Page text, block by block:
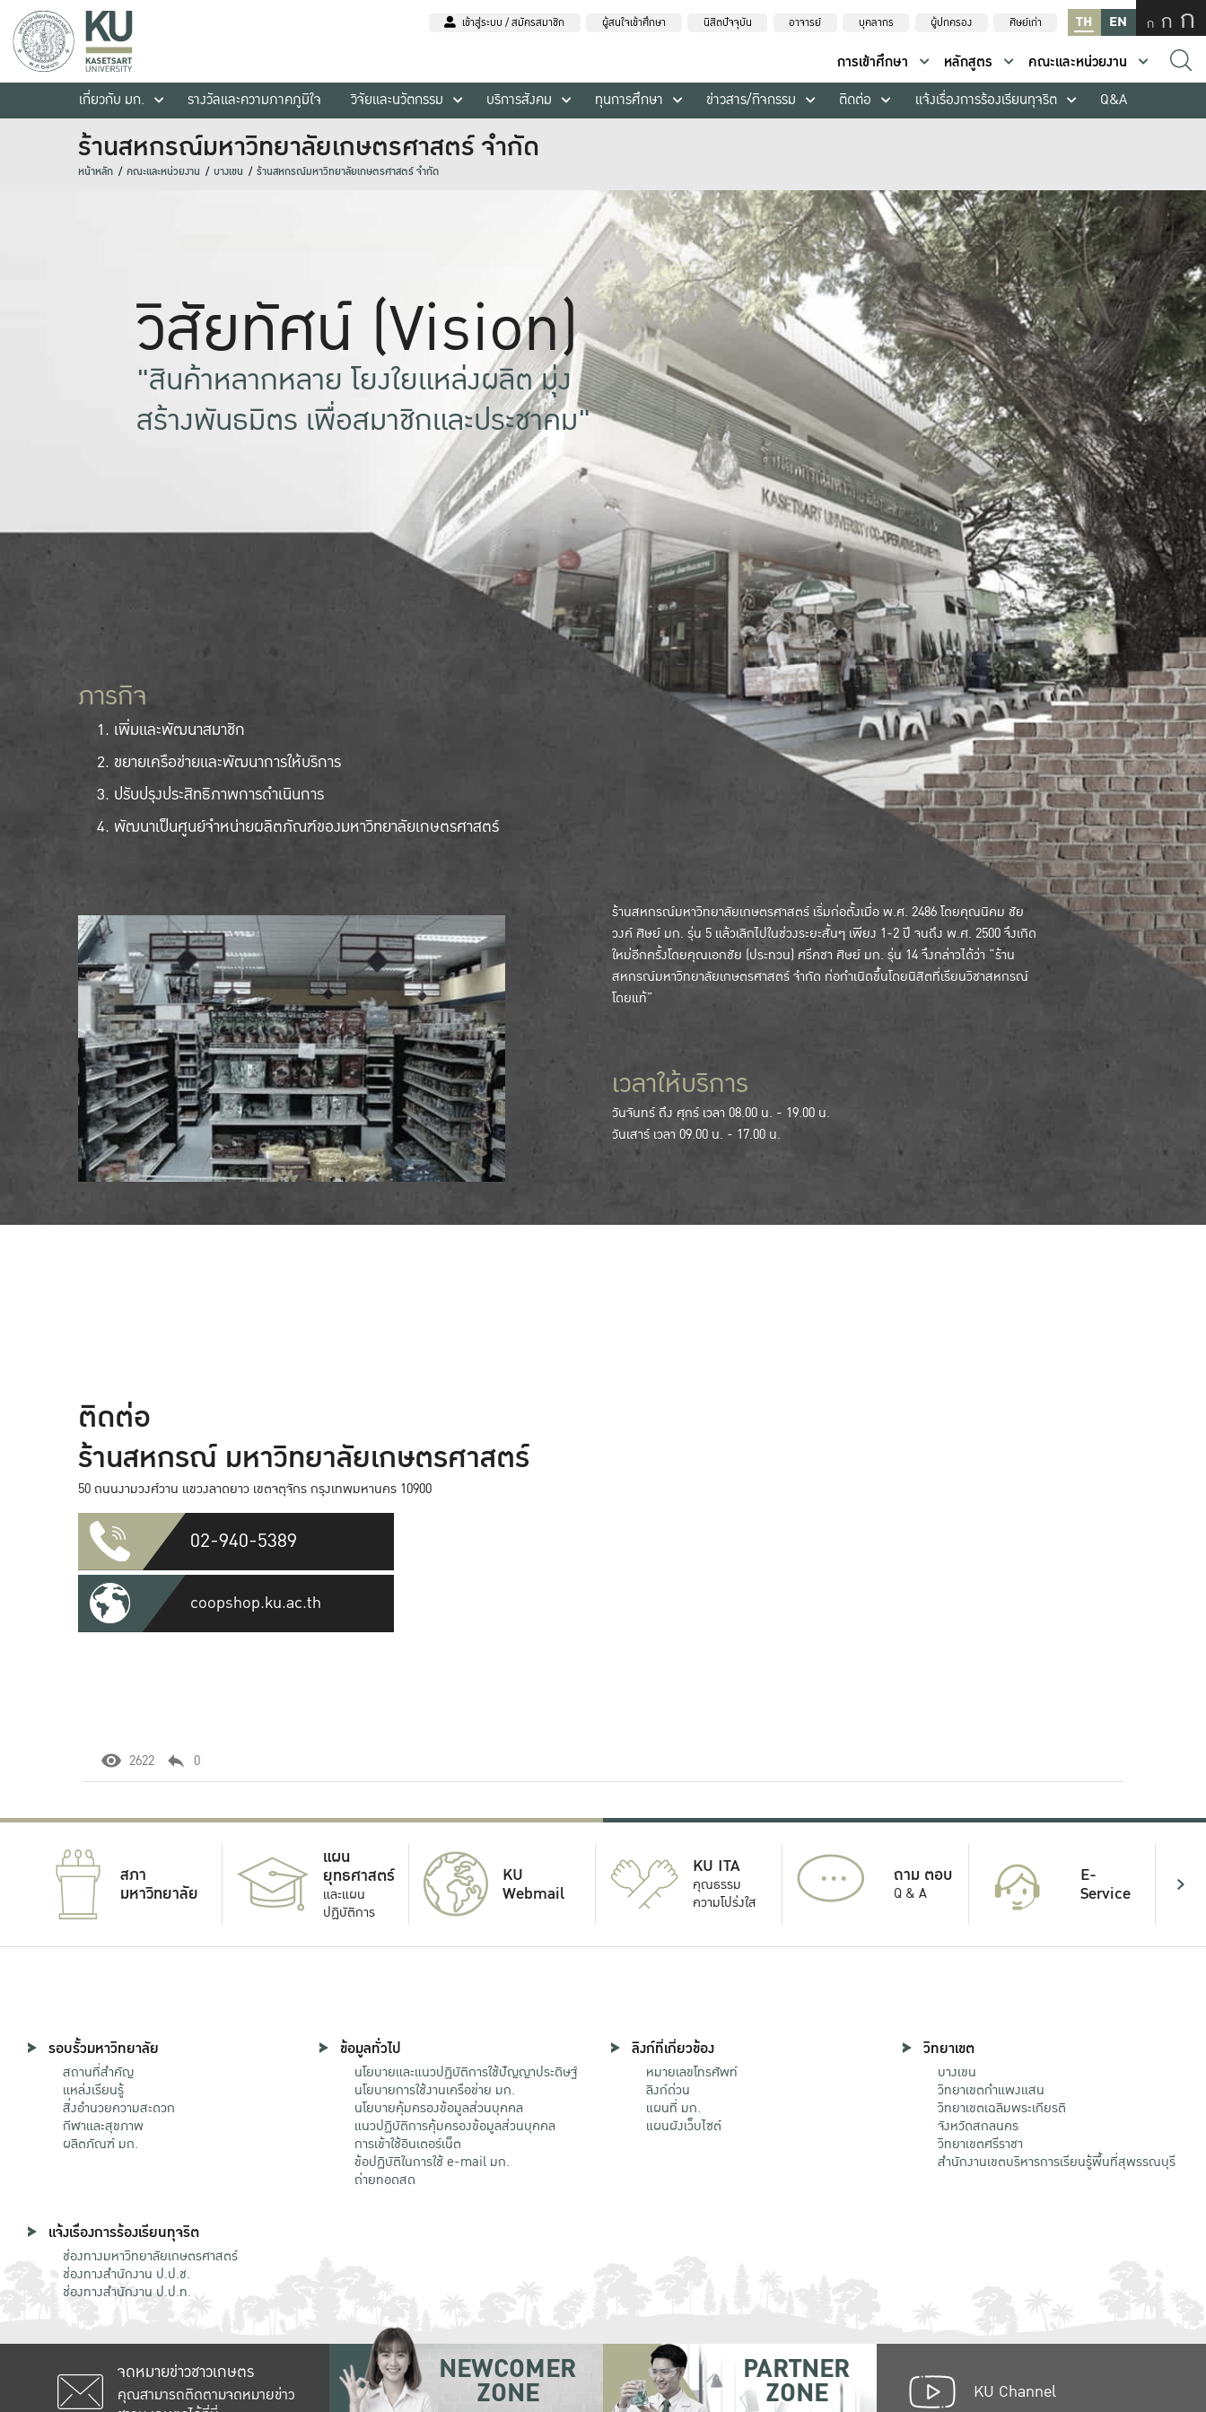
เข้าสู่ระบบ / สมัครสมาชิก ผู้สนใจเข้าศึกษา นิสิตปัจจุบัน อาจารย์ บุคลากร ผู้ปกครอง ศิษย์เก่า TH EN ก ก ก
การเข้าศึกษา หลักสูตร
คณะและหน่วยงาน
เกี่ยวกับ มก.
รางวัลและความภาคภูมิใจ วิจัยและนวัตกรรม บริการสังคม ทุนการศึกษา ข่าวสาร/กิจกรรม ติดต่อ แจ้งเรื่องการร้องเรียนทุจริต Q&A
ร้านสหกรณ์มหาวิทยาลัยเกษตรศาสตร์ จำกัด
หน้าหลัก คณะและหน่วยงาน บางเขน ร้านสหกรณ์มหาวิทยาลัยเกษตรศาสตร์ จำกัด
วิสัยทัศน์ (Vision)
"สินค้าหลากหลาย โยงใยแหล่งผลิต มุ่ง
สร้างพันธมิตร เพื่อสมาชิกและประชาคม"
ภารกิจ
เพิ่มและพัฒนาสมาชิก
ขยายเครือข่ายและพัฒนาการให้บริการ
ปรับปรุงประสิทธิภาพการดำเนินการ
พัฒนาเป็นศูนย์จำหน่ายผลิตภัณฑ์ของมหาวิทยาลัยเกษตรศาสตร์
ร้านสหกรณ์มหาวิทยาลัยเกษตรศาสตร์ เริ่มก่อตั้งเมื่อ พ.ศ. 2486 โดยคุณนิคม ชัย
วงค์ ศิษย์ มก. รุ่น 5 แล้วเลิกไปในช่วงระยะสั้นๆ เพียง 1-2 ปี จนถึง พ.ศ. 2500 จึงเกิด
ใหม่อีกครั้งโดยคุณเอกชัย (ประทวน) ศรีคชา ศิษย์ มก. รุ่น 14 จึงกล่าวได้ว่า “ร้าน
สหกรณ์มหาวิทยาลัยเกษตรศาสตร์ จำกัด ก่อกำเนิดขึ้นโดยนิสิตที่เรียนวิชาสหกรณ์
โดยแท้”
เวลาให้บริการ
วันจันทร์ ถึง ศุกร์ เวลา 08.00 น. - 19.00 น.
วันเสาร์ เวลา 09.00 น. - 17.00 น.
ติดต่อ
ร้านสหกรณ์ มหาวิทยาลัยเกษตรศาสตร์
50 ถนนงามวงศ์วาน แขวงลาดยาว เขตจตุจักร กรุงเทพมหานคร 10900
02-940-5389
coopshop.ku.ac.th
2622 0
สภา
มหาวิทยาลัย
แผน
ยุทธศาสตร์
และแผน
ปฏิบัติการ
KU
Webmail
KU ITA
คุณธรรม
ความโปร่งใส
... ถาม ตอบ
Q & A
E-
Service
รอบรั้วมหาวิทยาลัย
สถานที่สำคัญ
แหล่งเรียนรู้
สิ่งอำนวยความสะดวก
กีฬาและสุขภาพ
ผลิตภัณฑ์ มก.
ข้อมูลทั่วไป
นโยบายและแนวปฏิบัติการใช้ปัญญาประดิษฐ์
นโยบายการใช้งานเครือข่าย มก.
นโยบายคุ้มครองข้อมูลส่วนบุคคล
แนวปฏิบัติการคุ้มครองข้อมูลส่วนบุคคล
การเข้าใช้อินเตอร์เน็ต
ข้อปฏิบัติในการใช้ e-mail มก.
ถ่ายทอดสด
ลิงก์ที่เกี่ยวข้อง
หมายเลขโทรศัพท์
ลิงก์ด่วน
แผนที่ มก.
แผนผังเว็บไซต์
วิทยาเขต
บางเขน
วิทยาเขตกําแพงแสน
วิทยาเขตเฉลิมพระเกียรติ
จังหวัดสกลนคร
วิทยาเขตศรีราชา
สำนักงานเขตบริหารการเรียนรู้พื้นที่สุพรรณบุรี
แจ้งเรื่องการร้องเรียนทุจริต
ช่องทางมหาวิทยาลัยเกษตรศาสตร์
ช่องทางสำนักงาน ป.ป.ช.
ช่องทางสำนักงาน ป.ป.ท.
จดหมายข่าวชาวเกษตร
คุณสามารถติดตามจดหมายข่าว
NEWCOMER
ZONE
PARTNER
ZONE KU Channel